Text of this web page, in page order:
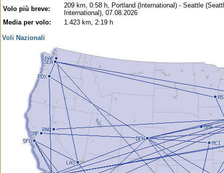
Volo più breve:
209 km, 0:58 h, Portland (International) - Seattle
International), 07.08.2026
Media per volo:
1.423 km, 2:19 h
Voli Nazionali